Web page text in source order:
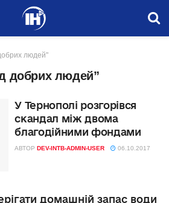
людей"
добрих людей”
У Тернополі розгорівся
скандал між двома
благодійними фондами
АВТОР DEV-INTB-ADMIN-USER 06.10.2017
домашній запас води